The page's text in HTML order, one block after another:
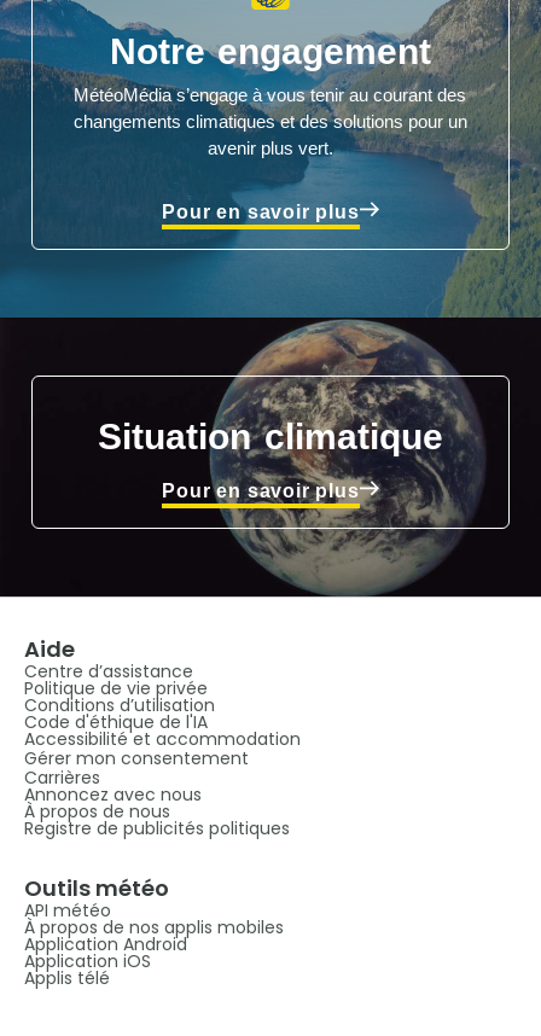
Notre engagement
MétéoMédia s’engage à vous tenir au courant des
changements climatiques et des solutions pour un
avenir plus vert.
Pour en savoir plus
Situation climatique
Pour en savoir plus
Aide
Centre d’assistance
Politique de vie privée
Conditions d’utilisation
Code d'éthique de l'IA
Accessibilité et accommodation
Gérer mon consentement
Carrières
Annoncez avec nous
À propos de nous
Registre de publicités politiques
Outils météo
API météo
À propos de nos applis mobiles
Application Android
Application iOS
Applis télé